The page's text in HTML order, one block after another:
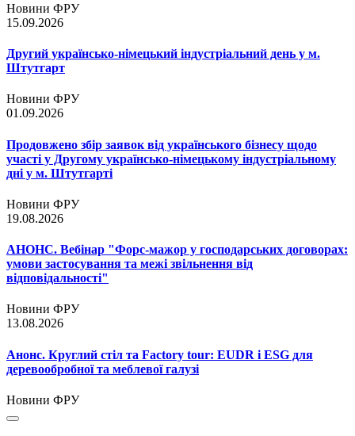
Новини ФРУ
15.09.2026
Другий українсько-німецький індустріальний день у м.
Штутгарт
Новини ФРУ
01.09.2026
Продовжено збір заявок від українського бізнесу щодо
участі у Другому українсько-німецькому індустріальному
дні у м. Штутгарті
Новини ФРУ
19.08.2026
АНОНС. Вебінар "Форс-мажор у господарських договорах:
умови застосування та межі звільнення від
відповідальності"
Новини ФРУ
13.08.2026
Анонс. Круглий стіл та Factory tour: EUDR і ESG для
деревообробної та меблевої галузі
Новини ФРУ